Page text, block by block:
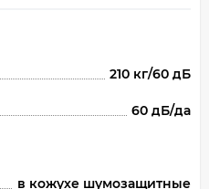
210 кг/60 дБ
60 дБ/да
в кожухе шумозащитные